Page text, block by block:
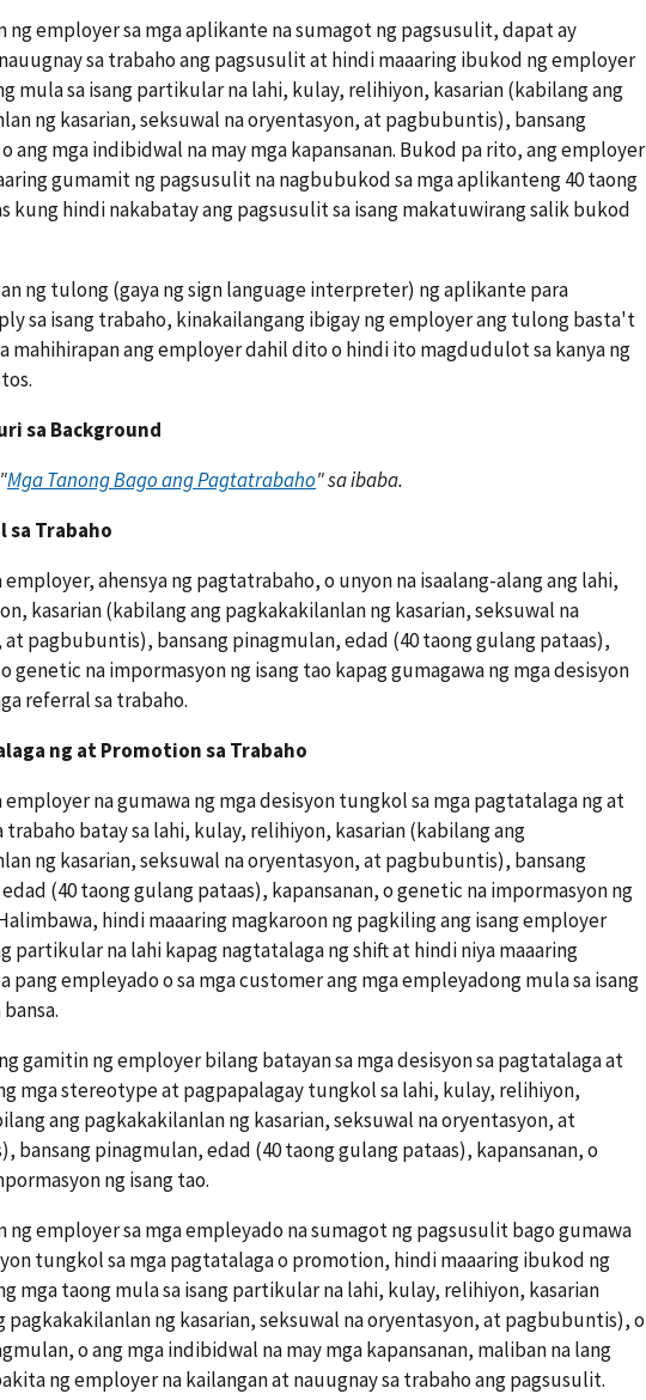
ng employer sa mga aplikante na sumagot ng pagsusulit, dapat ay
sa trabaho ang pagsusulit at hindi maaaring ibukod ng employer
mula sa isang partikular na lahi, kulay, relihiyon, kasarian (kabilang ang
ng kasarian, seksuwal na oryentasyon, at pagbubuntis), bansang
ang mga indibidwal na may mga kapansanan. Bukod pa rito, ang employer
gumamit ng pagsusulit na nagbubukod sa mga aplikanteng 40 taong
kung hindi nakabatay ang pagsusulit sa isang makatuwirang salik bukod
ng tulong (gaya ng sign language interpreter) ng aplikante para
sa isang trabaho, kinakailangang ibigay ng employer ang tulong basta't
mahihirapan ang employer dahil dito o hindi ito magdudulot sa kanya ng
sa Background
Mga Tanong Bago ang Pagtatrabaho" sa ibaba.
sa Trabaho
employer, ahensya ng pagtatrabaho, o unyon na isaalang-alang ang lahi,
kasarian (kabilang ang pagkakakilanlan ng kasarian, seksuwal na
pagbubuntis), bansang pinagmulan, edad (40 taong gulang pataas),
genetic na impormasyon ng isang tao kapag gumagawa ng mga desisyon
referral sa trabaho.
ng at Promotion sa Trabaho
employer na gumawa ng mga desisyon tungkol sa mga pagtatalaga ng at
trabaho batay sa lahi, kulay, relihiyon, kasarian (kabilang ang
ng kasarian, seksuwal na oryentasyon, at pagbubuntis), bansang
(40 taong gulang pataas), kapansanan, o genetic na impormasyon ng
hindi maaaring magkaroon ng pagkiling ang isang employer
partikular na lahi kapag nagtatalaga ng shift at hindi niya maaaring
pang empleyado o sa mga customer ang mga empleyadong mula sa isang
gamitin ng employer bilang batayan sa mga desisyon sa pagtatalaga at
mga stereotype at pagpapalagay tungkol sa lahi, kulay, relihiyon,
ang pagkakakilanlan ng kasarian, seksuwal na oryentasyon, at
bansang pinagmulan, edad (40 taong gulang pataas), kapansanan, o
ng isang tao.
ng employer sa mga empleyado na sumagot ng pagsusulit bago gumawa
tungkol sa mga pagtatalaga o promotion, hindi maaaring ibukod ng
mga taong mula sa isang partikular na lahi, kulay, relihiyon, kasarian
pagkakakilanlan ng kasarian, seksuwal na oryentasyon, at pagbubuntis), o
o ang mga indibidwal na may mga kapansanan, maliban na lang
ng employer na kailangan at nauugnay sa trabaho ang pagsusulit.